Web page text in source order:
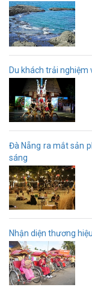
Du khách trải nghiệm
Đà Nẵng ra mắt sản
sáng
Nhận diện thương